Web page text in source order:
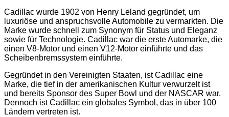
Cadillac wurde 1902 von Henry Leland gegründet, um
luxuriöse und anspruchsvolle Automobile zu vermarkten. Die
Marke wurde schnell zum Synonym für Status und Eleganz
sowie für Technologie. Cadillac war die erste Automarke, die
einen V8-Motor und einen V12-Motor einführte und das
Scheibenbremssystem einführte.
Gegründet in den Vereinigten Staaten, ist Cadillac eine
Marke, die tief in der amerikanischen Kultur verwurzelt ist
und bereits Sponsor des Super Bowl und der NASCAR war.
Dennoch ist Cadillac ein globales Symbol, das in über 100
Ländern vertreten ist.